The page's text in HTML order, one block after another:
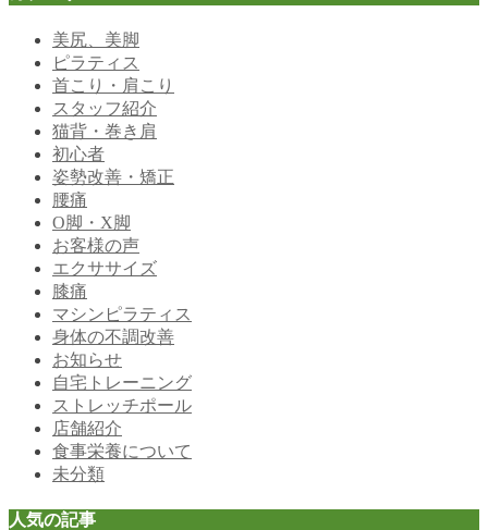
美尻、美脚
ピラティス
首こり・肩こり
スタッフ紹介
猫背・巻き肩
初心者
姿勢改善・矯正
腰痛
O脚・X脚
お客様の声
エクササイズ
膝痛
マシンピラティス
身体の不調改善
お知らせ
自宅トレーニング
ストレッチポール
店舗紹介
食事栄養について
未分類
人気の記事